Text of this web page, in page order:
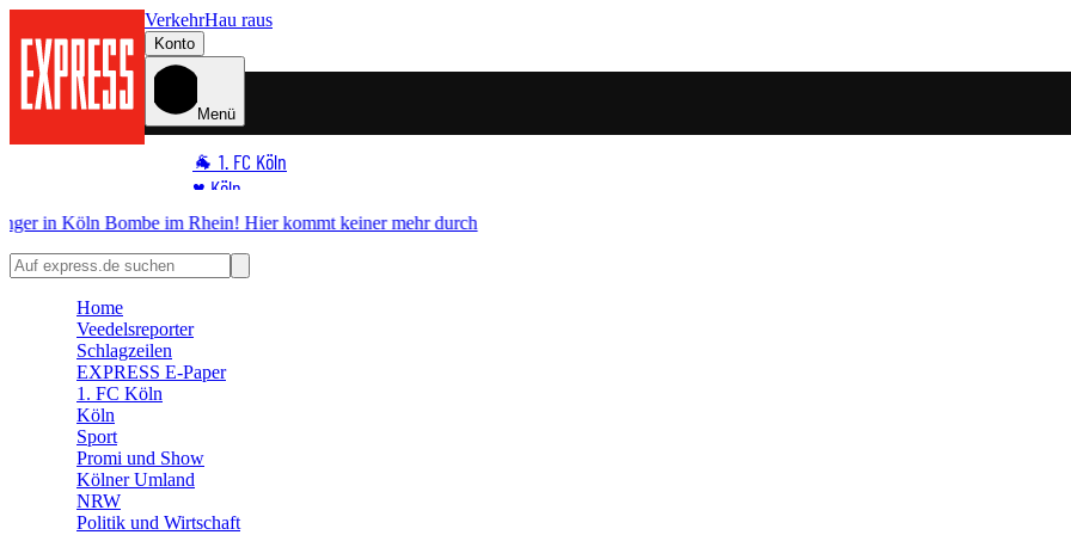
VerkehrHau raus
Konto
Menü
🐐 1. FC Köln
♥️ Köln
⭐ Promi
🏆 Sport
🛒 Shoppingwelt
mehr durch
Home
Veedelsreporter
Schlagzeilen
EXPRESS E-Paper
1. FC Köln
Köln
Sport
Promi und Show
Kölner Umland
NRW
Politik und Wirtschaft